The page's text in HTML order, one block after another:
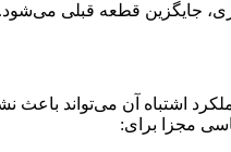
اشتباه آن می‌تواند
مجزا برای: